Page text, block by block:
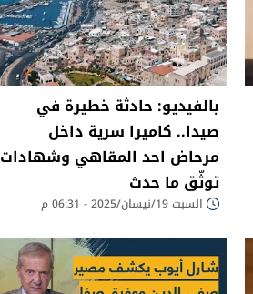
بالفيديو: حادثة خطيرة في
صيدا.. كاميرا سرية داخل
مرحاض احد المقاهي وشهادات
توثّق ما حدث
السبت 19/نيسان/2025 - 06:31 م